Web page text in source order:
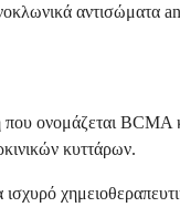
αντισώματα
ονομάζεται
κυττάρων.